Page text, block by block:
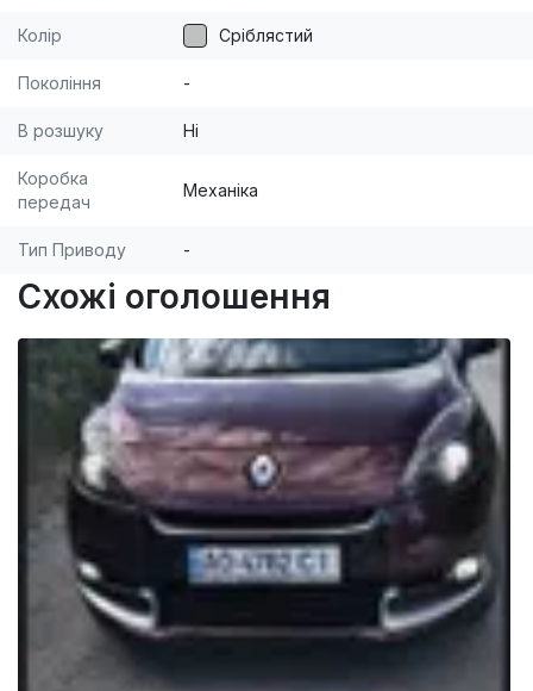
Колір Сріблястий
Покоління -
В розшуку Ні
Коробка
передач
Механіка
Тип Приводу -
Схожі оголошення